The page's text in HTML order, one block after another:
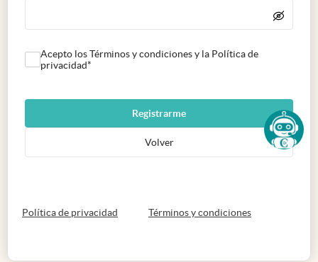
Acepto los Términos y condiciones y la Política de
privacidad*
Registrarme
Volver
Política de privacidad abre en nueva pestaña
Términos y condicionesabre en nueva